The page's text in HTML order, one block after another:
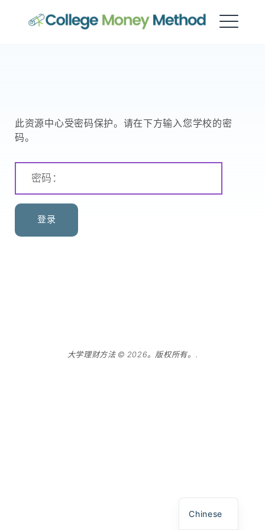
大学资金方法
此资源中心受密码保护。请在下方输入您学校的密
码。
大学理财方法 © 2026。版权所有。.
Chinese